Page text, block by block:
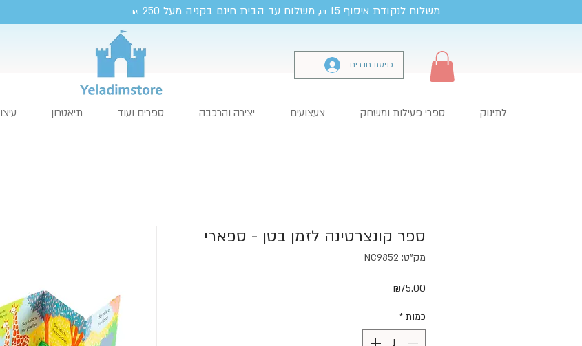
משלוח לנקודת איסוף 15 ₪, משלוח עד הבית חינם בקניה מעל 250 ₪
כניסת חברים
לתינוק ספרי פעילות ומשחק צעצועים יצירה והרכבה ספרים ועוד תיאטרון
ספר קונצרטינה לזמן בטן - ספארי
מק"ט: NC9852
₪75.00
כמות *